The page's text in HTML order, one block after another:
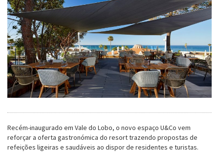
Economia
Gastronomia
Telecomunicações
Turismo e Lazer
Desporto
Electrónica e Informática
Saúde
Recém-inaugurado em Vale do Lobo, o novo espaço U&Co vem
reforçar a oferta gastronómica do resort trazendo propostas de
refeições ligeiras e saudáveis ao dispor de residentes e turistas.